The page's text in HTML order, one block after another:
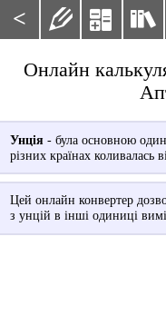
<   
Онлайн
Унція- була основною
різних країнах коливалась
Цей онлайн конвертер
з унцій в інші одиниці